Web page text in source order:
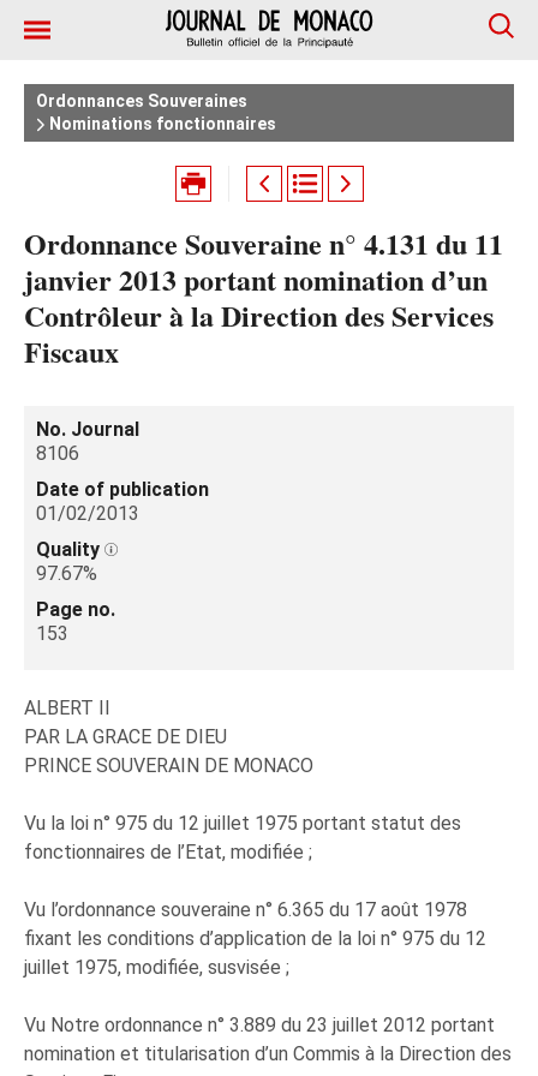
Ordonnances Souveraines
Nominations fonctionnaires
Ordonnance Souveraine n° 4.131 du 11
janvier 2013 portant nomination d’un
Contrôleur à la Direction des Services
Fiscaux
No. Journal
8106
Date of publication
01/02/2013
Quality
97.67%
Page no.
153
ALBERT II
PAR LA GRACE DE DIEU
PRINCE SOUVERAIN DE MONACO
Vu la loi n° 975 du 12 juillet 1975 portant statut des
fonctionnaires de l’Etat, modifiée ;
Vu l’ordonnance souveraine n° 6.365 du 17 août 1978
fixant les conditions d’application de la loi n° 975 du 12
juillet 1975, modifiée, susvisée ;
Vu Notre ordonnance n° 3.889 du 23 juillet 2012 portant
nomination et titularisation d’un Commis à la Direction des